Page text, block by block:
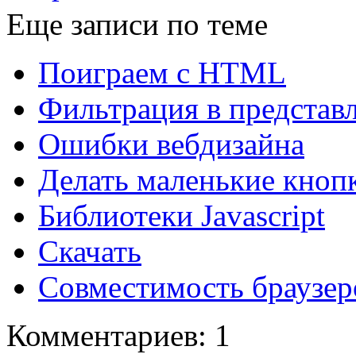
Еще записи по теме
Поиграем с HTML
Фильтрация в
Ошибки вебдизайна
Делать маленькие
Библиотеки Javascript
Скачать
Совместимость
Комментариев: 1